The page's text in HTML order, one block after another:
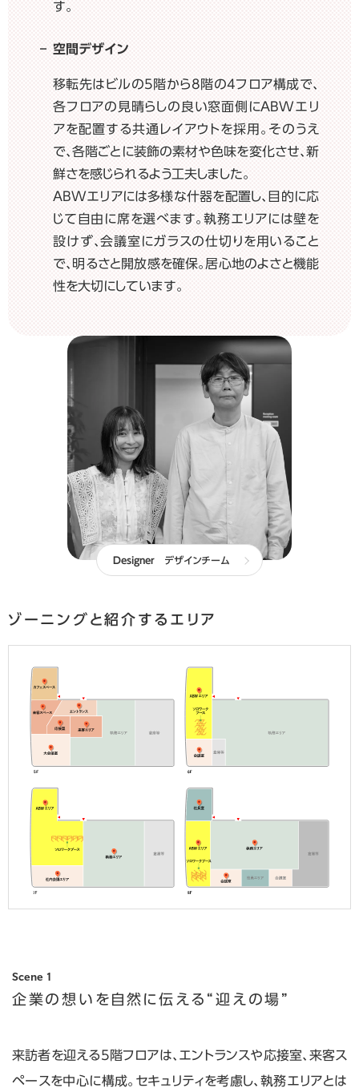
す。
空間デザイン
移転先はビルの5階から8階の4フロア構成で、
各フロアの見晴らしの良い窓面側にABWエリ
アを配置する共通レイアウトを採用。そのうえ
で、各階ごとに装飾の素材や色味を変化させ、新
鮮さを感じられるよう工夫しました。
ABWエリアには多様な什器を配置し、目的に応
じて自由に席を選べます。執務エリアには壁を
設けず、会議室にガラスの仕切りを用いること
で、明るさと開放感を確保。居心地のよさと機能
性を大切にしています。
Designer デザインチーム
ゾーニングと紹介するエリア
Scene 1
企業の想いを自然に伝える “迎えの場”
来訪者を迎える5階フロアは、エントランスや応接室、来客ス
ペースを中心に構成。セキュリティを考慮し、執務エリアとは